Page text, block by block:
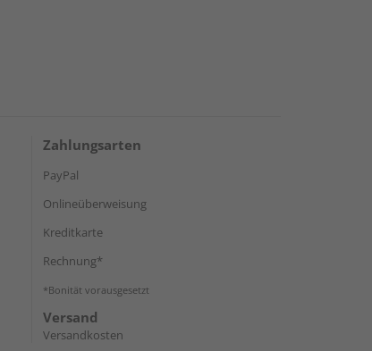
Zahlungsarten
PayPal
Onlineüberweisung
Kreditkarte
Rechnung*
*Bonität vorausgesetzt
Versand
Versandkosten